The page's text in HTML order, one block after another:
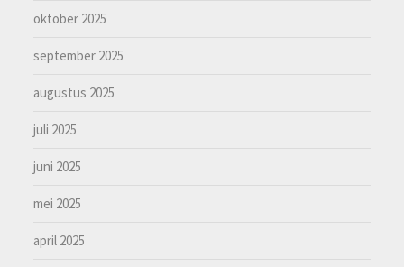
oktober 2025
september 2025
augustus 2025
juli 2025
juni 2025
mei 2025
april 2025